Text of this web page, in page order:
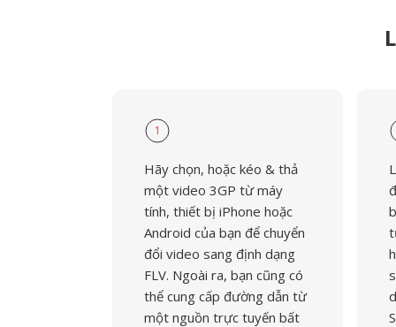
1
Hãy chọn, hoặc kéo & thả
một video 3GP từ máy
tính, thiết bị iPhone hoặc
Android của bạn để chuyển
đổi video sang định dạng
FLV. Ngoài ra, bạn cũng có
thể cung cấp đường dẫn từ
một nguồn trực tuyến bất